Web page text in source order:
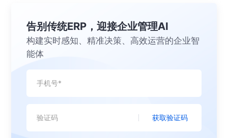
告别传统ERP，迎接企业管理AI
构建实时感知、精准决策、高效运营的企业智
能体
获取验证码